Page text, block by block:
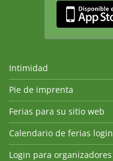
Intimidad
Pie de imprenta
Ferias para su sitio web
Calendario de ferias login
Login para organizadores